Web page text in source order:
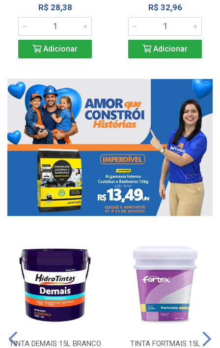
R$ 28,38
Adicionar
R$ 32,96
Adicionar
TINTA DEMAIS 15L BRANCO TINTA FORTMAIS 15L